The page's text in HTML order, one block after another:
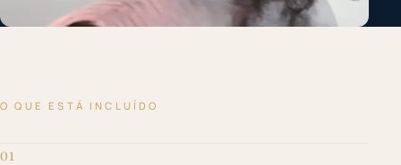
O QUE ESTÁ INCLUÍDO
01